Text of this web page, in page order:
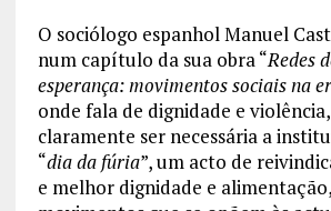
O sociólogo espanhol Manuel
num capítulo da sua obra “Redes
esperança: movimentos sociais na
onde fala de dignidade e
claramente ser necessária a
“dia da fúria”, um acto de
e melhor dignidade e